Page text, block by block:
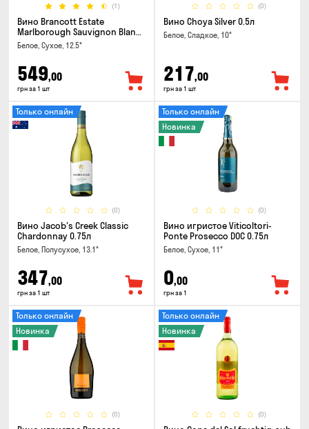
(1)
Вино Brancott Estate
Marlborough Sauvignon Blanc
0.75л
Белое, Сухое, 12.5°
549,00
грн за 1 шт
(0)
Вино Choya Silver 0.5л
Белое, Сладкое, 10°
217,00
грн за 1 шт
(0)
Только онлайн
Вино Jacob's Creek Classic
Chardonnay 0.75л
Белое, Полусухое, 13.1°
347,00
грн за 1 шт
(0)
Только онлайн
Новинка
Вино игристое Viticoltori-
Ponte Prosecco DOC 0.75л
Белое, Сухое, 11°
0,00
грн за 1
(0)
Только онлайн
Новинка
(0)
Только онлайн
Новинка